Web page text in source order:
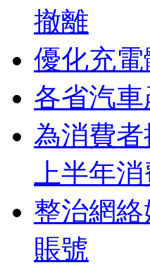
撤離
優化充
各省汽
為消費
上半年
整治網
賬號